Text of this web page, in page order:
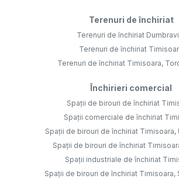
Terenuri de închiriat
Terenuri de închiriat
Terenuri de închiriat
Terenuri de închiriat Timisoara,
Închirieri comercial
Spații de birouri de închiriat
Spații comerciale de închiriat
Spații de birouri de închiriat Timisoara,
Spații de birouri de închiriat
Spații industriale de închiriat
Spații de birouri de închiriat Timisoara,